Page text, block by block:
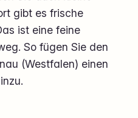
gibt es frische
ist eine feine
So fügen Sie den
(Westfalen) einen